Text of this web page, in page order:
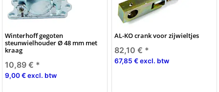
Winterhoff gegoten
steunwielhouder Ø 48 mm met
kraag
10,89 € *
9,00 € excl. btw
AL-KO crank voor zijwieltjes
82,10 € *
67,85 € excl. btw